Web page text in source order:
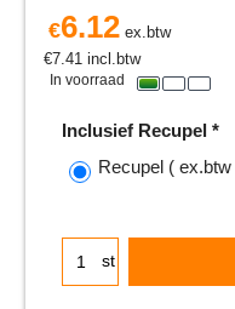
€6.12 ex.btw
€7.41 incl.btw
In voorraad
Inclusief Recupel *
Recupel ( ex.btw
st